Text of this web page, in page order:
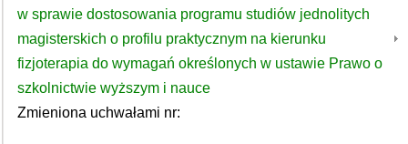
w sprawie dostosowania programu studiów jednolitych
magisterskich o profilu praktycznym na kierunku
fizjoterapia do wymagań określonych w ustawie Prawo o
szkolnictwie wyższym i nauce
Zmieniona uchwałami nr: